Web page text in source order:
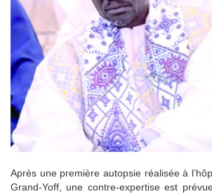
Après une première autopsie réalisée à
Grand-Yoff, une contre-expertise est